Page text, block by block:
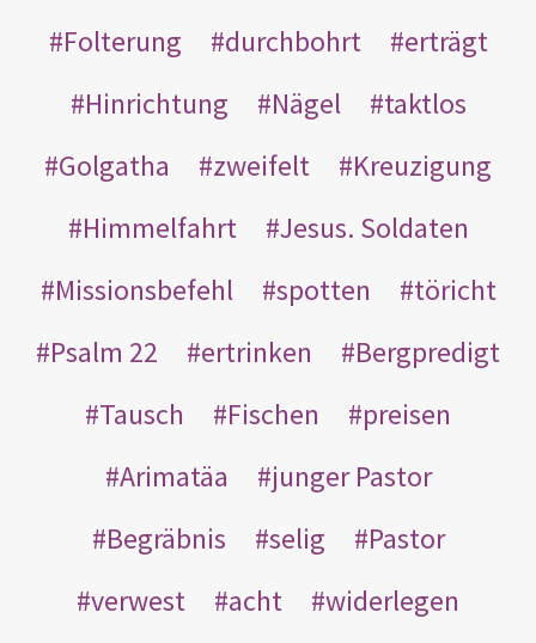
Folterung
durchbohrt
erträgt
Hinrichtung
Nägel
taktlos
Golgatha
zweifelt
Kreuzigung
Himmelfahrt
Jesus. Soldaten
Missionsbefehl
spotten
töricht
Psalm 22
ertrinken
Bergpredigt
Tausch
Fischen
preisen
Arimatäa
junger Pastor
Begräbnis
selig
Pastor
verwest
acht
widerlegen